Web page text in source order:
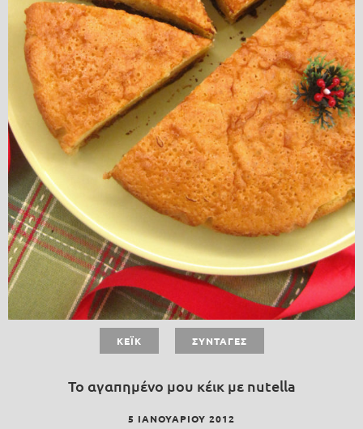
ΚΈΙΚ ΣΥΝΤΑΓΈΣ
Το αγαπημένο μου κέικ με nutella
5 ΙΑΝΟΥΑΡΊΟΥ 2012